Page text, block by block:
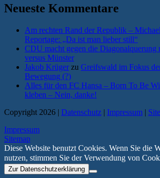
Neueste Kommentare
Am rechten Rand der Republik –
Reportage: „Da ist man lieber still“
CDU macht gegen die Diagonalquerung
versus Münster
Jakob Krüger zu Greifswald im Fokus
Bewegung (?)
Alles für den FC Hansa – Born To Be
kleben – Nein, danke!
Copyright 2026 | Datenschutz | Impressum |
Impressum
Sitemap
Diese Website benutzt Cookies. Wenn Sie die
nutzen, stimmen Sie der Verwendung von
Zur Datenschutzerklärung